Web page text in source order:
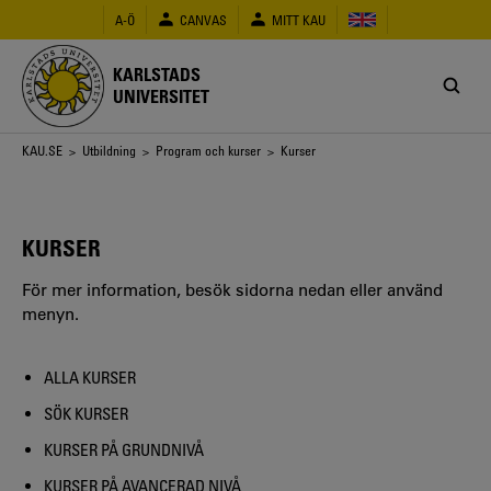
huvudinnehåll
A-Ö CANVAS MITT KAU
KARLSTADS
UNIVERSITET
Länkstig
KAU.SE > Utbildning > Program och kurser > Kurser
KURSER
För mer information, besök sidorna nedan eller använd
menyn.
ALLA KURSER
SÖK KURSER
KURSER PÅ GRUNDNIVÅ
KURSER PÅ AVANCERAD NIVÅ